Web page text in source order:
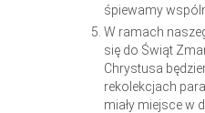
śpiewamy
W ramach
się do Świąt
Chrystusa
rekolekcjach
miały miejsce w